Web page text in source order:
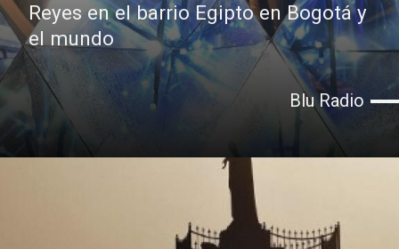
Reyes en el barrio Egipto en Bogotá y
el mundo
Blu Radio